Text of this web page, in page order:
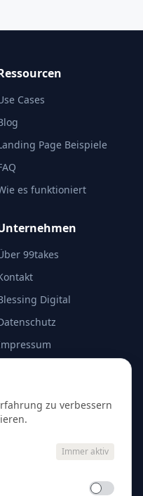
Cases
Page Beispiele
es funktioniert
99takes
Digital
zu verbessern
Immer aktiv